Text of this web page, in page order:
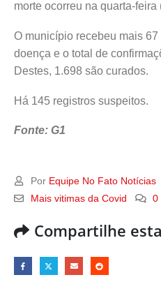
morte ocorreu na quarta-feira
O município recebeu mais
doença e o total de
Destes, 1.698 são curados.
Há 145 registros suspeitos.
Fonte: G1
Por Equipe No Fato Notícias
Mais vitimas da Covid
0
Compartilhe